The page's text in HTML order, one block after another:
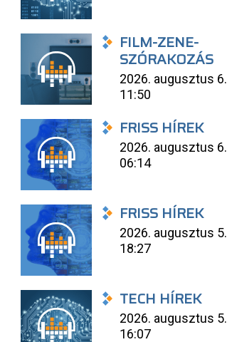
FILM-ZENE-
SZÓRAKOZÁS
2026. augusztus 6.
11:50
FRISS HÍREK
2026. augusztus 6.
06:14
FRISS HÍREK
2026. augusztus 5.
18:27
TECH HÍREK
2026. augusztus 5.
16:07